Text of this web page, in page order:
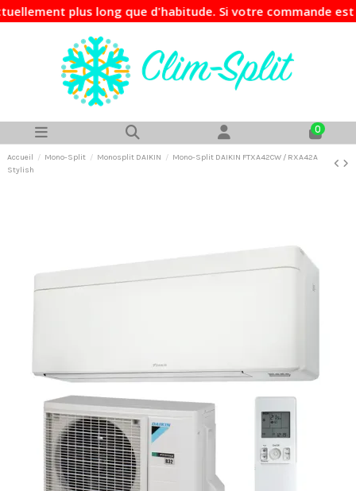
plus long que d'habitude. Si votre commande est
0
Accueil Mono-Split Monosplit DAIKIN
Mono-Split DAIKIN FTXA42CW / RXA42A
Stylish